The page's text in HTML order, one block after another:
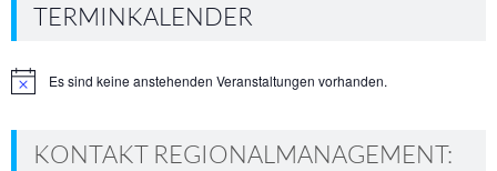
TERMINKALENDER
HinweisEs sind keine anstehenden Veranstaltungen vorhanden.
KONTAKT REGIONALMANAGEMENT: